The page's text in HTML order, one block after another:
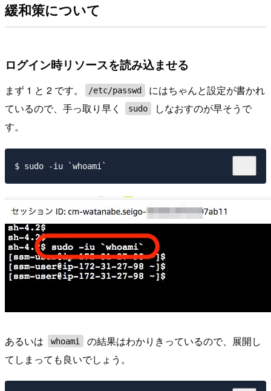
緩和策について
ログイン時リソースを読み込ませる
まず 1 と 2 です。 /etc/passwd
にはちゃんと設定が書かれ
ているので、手っ取り早く
sudo
しなおすのが早そうで
す。
あるいは whoami
の結果はわかりきっているので、展開し
てしまっても良いでしょう。